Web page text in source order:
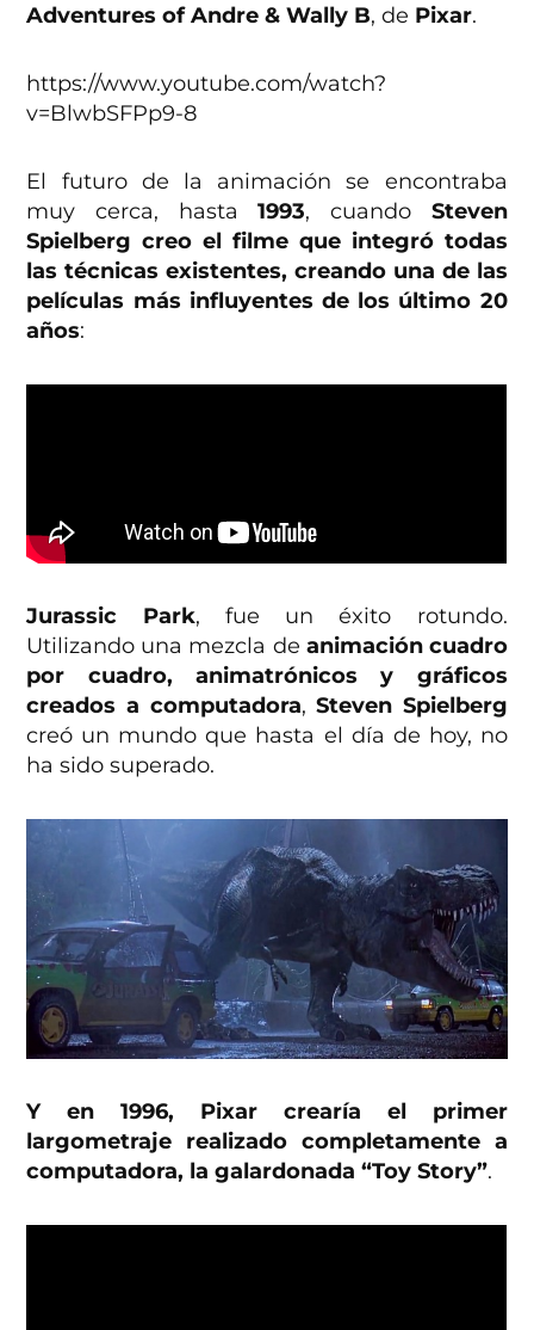
Adventures of Andre & Wally B, de Pixar.
https://www.youtube.com/watch?
v=BlwbSFPp9-8
El futuro de la animación se encontraba
muy cerca, hasta1993, cuando Steven
Spielberg creo el filme que integró todas
las técnicas existentes, creando una de las
películas más influyentes de los último 20
años:
Jurassic Park, fue un éxito rotundo.
Utilizando una mezcla de animación cuadro
por cuadro, animatrónicos y gráficos
creados a computadora,Steven Spielberg
creó un mundo que hasta el día de hoy, no
ha sido superado.
Y en 1996, Pixar crearía el primer
largometraje realizado completamente a
computadora, la galardonada “Toy Story”.